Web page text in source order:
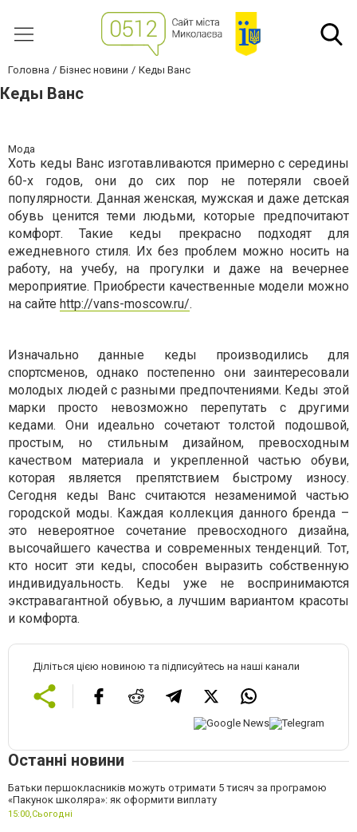
Головна Бізнес новини Кеды Ванс
Кеды Ванс
Мода
Хоть кеды Ванс изготавливаются примерно с середины
60-х годов, они до сих пор не потеряли своей
популярности. Данная женская, мужская и даже детская
обувь ценится теми людьми, которые предпочитают
комфорт. Такие кеды прекрасно подходят для
ежедневного стиля. Их без проблем можно носить на
работу, на учебу, на прогулки и даже на вечернее
мероприятие. Приобрести качественные модели можно
на сайте http://vans-moscow.ru/.
Изначально данные кеды производились для
спортсменов, однако постепенно они заинтересовали
молодых людей с разными предпочтениями. Кеды этой
марки просто невозможно перепутать с другими
кедами. Они идеально сочетают толстой подошвой,
простым, но стильным дизайном, превосходным
качеством материала и укрепленной частью обуви,
которая является препятствием быстрому износу.
Сегодня кеды Ванс считаются незаменимой частью
городской моды. Каждая коллекция данного бренда –
это невероятное сочетание превосходного дизайна,
высочайшего качества и современных тенденций. Тот,
кто носит эти кеды, способен выразить собственную
индивидуальность. Кеды уже не воспринимаются
экстравагантной обувью, а лучшим вариантом красоты
и комфорта.
Діліться цією новиною та підписуйтесь на наші канали
Останні новини
Батьки першокласників можуть отримати 5 тисяч за програмою
«Пакунок школяра»: як оформити виплату
15:00, Сьогодні